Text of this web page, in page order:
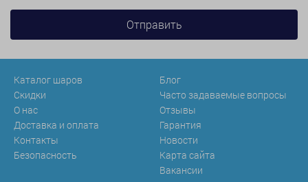
Каталог шаров
Скидки
О нас
Доставка и оплата
Контакты
Безопасность
Блог
Часто задаваемые вопросы
Отзывы
Гарантия
Новости
Карта сайта
Вакансии